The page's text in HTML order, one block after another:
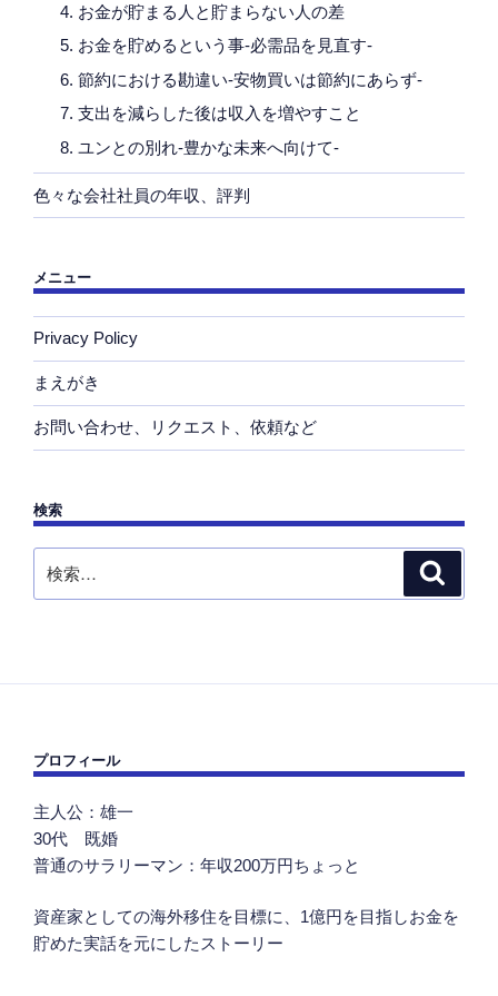
4. お金が貯まる人と貯まらない人の差
5. お金を貯めるという事-必需品を見直す-
6. 節約における勘違い-安物買いは節約にあらず-
7. 支出を減らした後は収入を増やすこと
8. ユンとの別れ-豊かな未来へ向けて-
色々な会社社員の年収、評判
メニュー
Privacy Policy
まえがき
お問い合わせ、リクエスト、依頼など
検索
索:
プロフィール
主人公：雄一
30代 既婚
普通のサラリーマン：年収200万円ちょっと
資産家としての海外移住を目標に、1億円を目指しお金を
貯めた実話を元にしたストーリー